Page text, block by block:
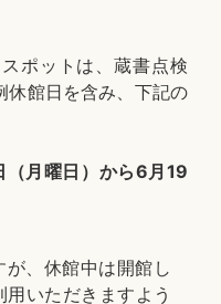
ポットは、蔵書点検
休館日を含み、下記の
（月曜日）から6月19
、休館中は開館し
いただきますよう